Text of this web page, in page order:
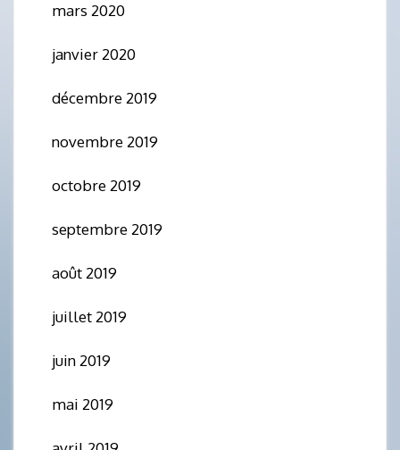
mars 2020
janvier 2020
décembre 2019
novembre 2019
octobre 2019
septembre 2019
août 2019
juillet 2019
juin 2019
mai 2019